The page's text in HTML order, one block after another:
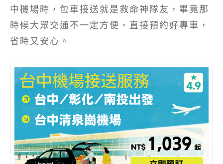
中機場時，包車接送就是救命神隊友，畢竟那
時候大眾交通不一定方便，直接預約好專車，
省時又安心。